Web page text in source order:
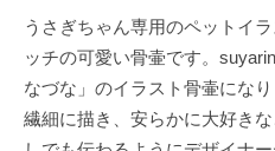
うさぎちゃん専用のペットイ
ッチの可愛い骨壷です。
なづな」のイラスト骨壷にな
繊細に描き、安らかに大好き